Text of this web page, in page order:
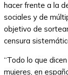
hacer frente a la
sociales y de
objetivo de
censura
“Todo lo que
mujeres, en